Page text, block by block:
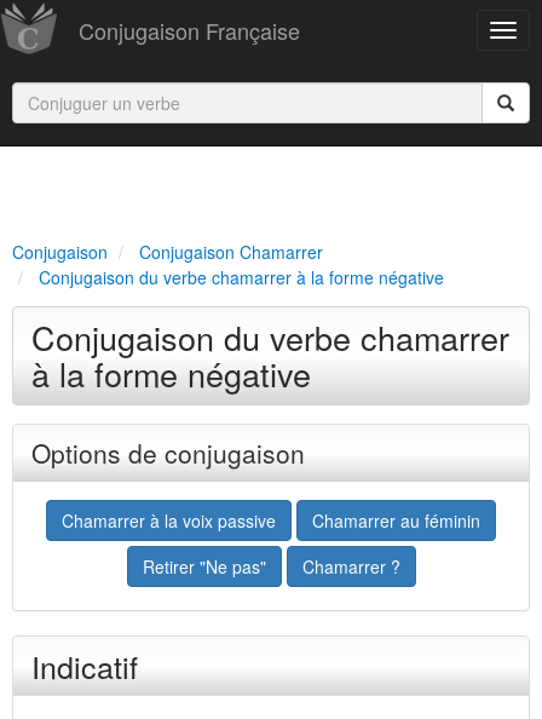
Conjugaison Française
Conjugaison
Conjugaison Chamarrer
Conjugaison du verbe chamarrer à la forme négative
Conjugaison du verbe chamarrer
à la forme négative
Options de conjugaison
Chamarrer à la voix passive
Chamarrer au féminin
Retirer "Ne pas"
Chamarrer ?
Indicatif